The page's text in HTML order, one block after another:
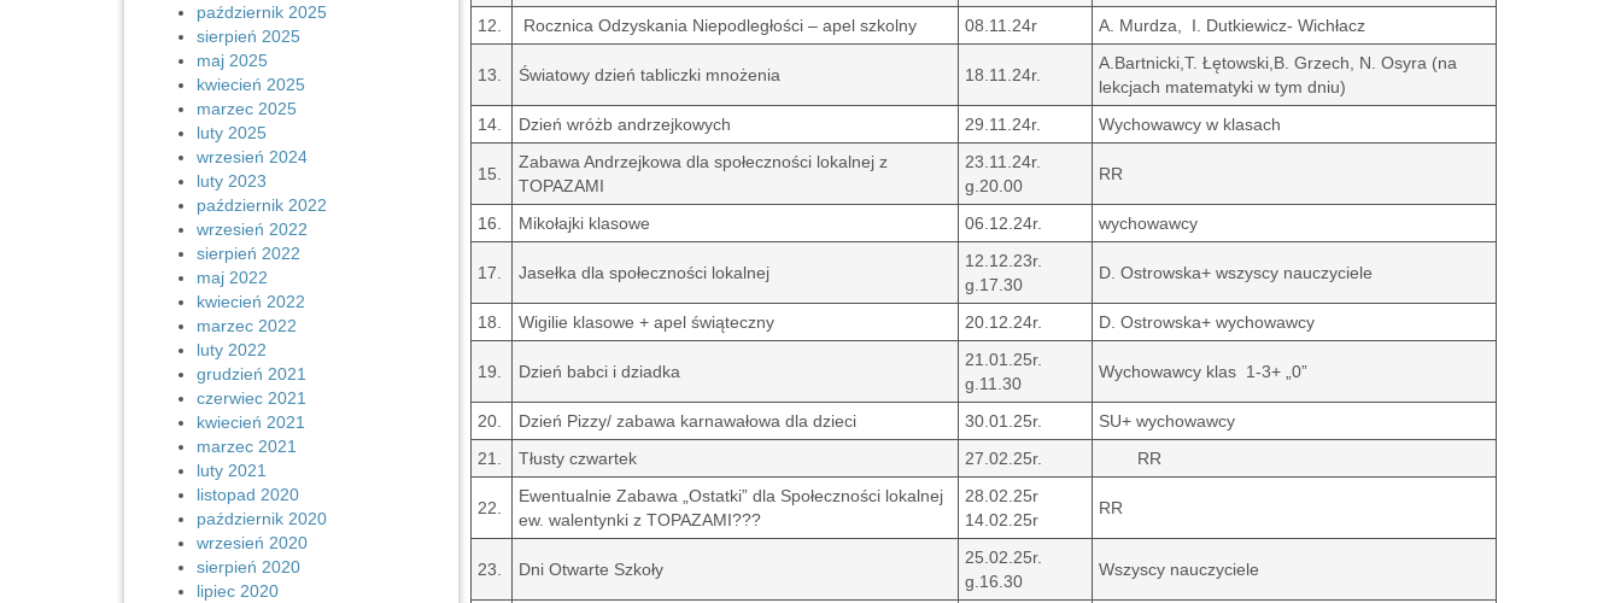
październik 2025
sierpień 2025
maj 2025
kwiecień 2025
marzec 2025
luty 2025
wrzesień 2024
luty 2023
październik 2022
wrzesień 2022
sierpień 2022
maj 2022
kwiecień 2022
marzec 2022
luty 2022
grudzień 2021
czerwiec 2021
kwiecień 2021
marzec 2021
luty 2021
listopad 2020
październik 2020
wrzesień 2020
sierpień 2020
lipiec 2020
12. Rocznica Odzyskania Niepodległości – apel szkolny 08.11.24r A. Murdza, I. Dutkiewicz- Wichłacz
13. Światowy dzień tabliczki mnożenia 18.11.24r.
A.Bartnicki,T. Łętowski,B. Grzech, N. Osyra (na
lekcjach matematyki w tym dniu)
14.
Dzień wróżb andrzejkowych 29.11.24r. Wychowawcy w klasach
15.
Zabawa Andrzejkowa dla społeczności lokalnej z
TOPAZAMI
23.11.24r.
g.20.00
RR
16. Mikołajki klasowe 06.12.24r. wychowawcy
17. Jasełka dla społeczności lokalnej
12.12.23r.
g.17.30
D. Ostrowska+ wszyscy nauczyciele
18. Wigilie klasowe + apel świąteczny 20.12.24r. D. Ostrowska+ wychowawcy
19. Dzień babci i dziadka
21.01.25r.
g.11.30
Wychowawcy klas 1-3+ „0”
20. Dzień Pizzy/ zabawa karnawałowa dla dzieci 30.01.25r.
SU+ wychowawcy
21.
Tłusty czwartek 27.02.25r. RR
22.
Ewentualnie Zabawa „Ostatki” dla Społeczności lokalnej
ew. walentynki z TOPAZAMI???
28.02.25r
14.02.25r
RR
23. Dni Otwarte Szkoły
25.02.25r.
g.16.30
Wszyscy nauczyciele